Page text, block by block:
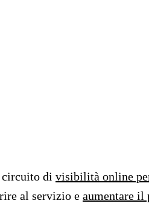
circuito di visibilità online
al servizio e aumentare il